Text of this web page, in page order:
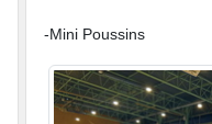
-Mini Poussins